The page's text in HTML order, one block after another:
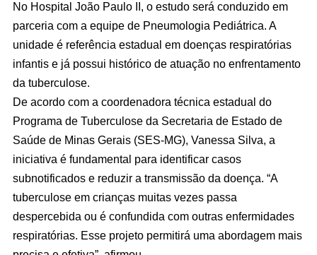
No Hospital João Paulo II, o estudo será conduzido em
parceria com a equipe de Pneumologia Pediátrica. A
unidade é referência estadual em doenças respiratórias
infantis e já possui histórico de atuação no enfrentamento
da tuberculose.
De acordo com a coordenadora técnica estadual do
Programa de Tuberculose da Secretaria de Estado de
Saúde de Minas Gerais (SES-MG), Vanessa Silva, a
iniciativa é fundamental para identificar casos
subnotificados e reduzir a transmissão da doença. “A
tuberculose em crianças muitas vezes passa
despercebida ou é confundida com outras enfermidades
respiratórias. Esse projeto permitirá uma abordagem mais